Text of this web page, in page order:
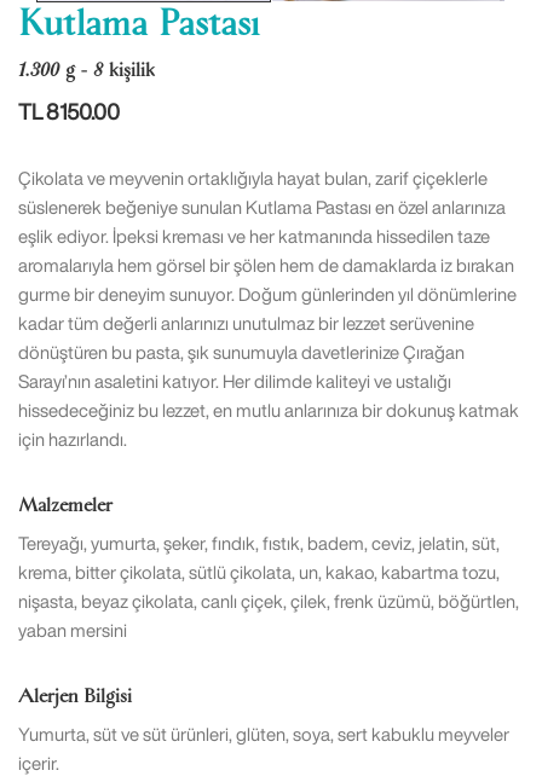
Kutlama Pastası
1.300 g - 8 kişilik
TL 8150.00
Çikolata ve meyvenin ortaklığıyla hayat bulan, zarif çiçeklerle
süslenerek beğeniye sunulan Kutlama Pastası en özel anlarınıza
eşlik ediyor. İpeksi kreması ve her katmanında hissedilen taze
aromalarıyla hem görsel bir şölen hem de damaklarda iz bırakan
gurme bir deneyim sunuyor. Doğum günlerinden yıl dönümlerine
kadar tüm değerli anlarınızı unutulmaz bir lezzet serüvenine
dönüştüren bu pasta, şık sunumuyla davetlerinize Çırağan
Sarayı’nın asaletini katıyor. Her dilimde kaliteyi ve ustalığı
hissedeceğiniz bu lezzet, en mutlu anlarınıza bir dokunuş katmak
için hazırlandı.
Malzemeler
Tereyağı, yumurta, şeker, fındık, fıstık, badem, ceviz, jelatin, süt,
krema, bitter çikolata, sütlü çikolata, un, kakao, kabartma tozu,
nişasta, beyaz çikolata, canlı çiçek, çilek, frenk üzümü, böğürtlen,
yaban mersini
Alerjen Bilgisi
Yumurta, süt ve süt ürünleri, glüten, soya, sert kabuklu meyveler
içerir.